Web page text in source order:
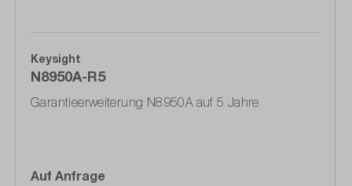
Keysight
N8950A-R5
Garantieerweiterung N8950A auf 5 Jahre
Auf Anfrage